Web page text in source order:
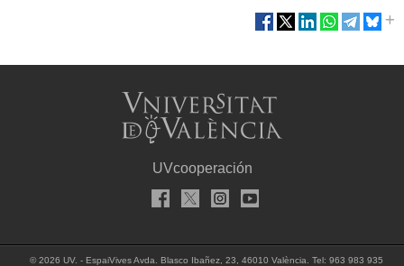
UVcooperación
© 2026 UV. - EspaiVives Avda. Blasco Ibañez, 23, 46010 València. Tel: 963 983 935